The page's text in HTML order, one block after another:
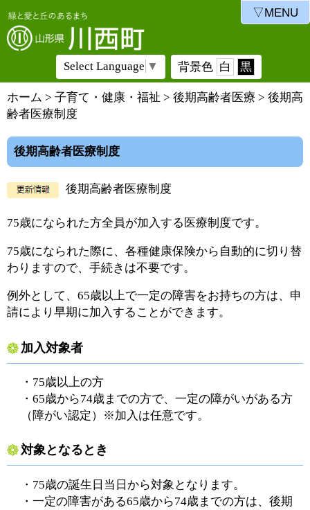
Select Language ▼ 背景色 白 黒
ホーム > 子育て・健康・福祉 > 後期高齢者医療 > 後期高
齢者医療制度
後期高齢者医療制度
後期高齢者医療制度
75歳になられた方全員が加入する医療制度です。
75歳になられた際に、各種健康保険から自動的に切り替
わりますので、手続きは不要です。
例外として、65歳以上で一定の障害をお持ちの方は、申
請により早期に加入することができます。
加入対象者
・75歳以上の方
・65歳から74歳までの方で、一定の障がいがある方
（障がい認定）※加入は任意です。
対象となるとき
・75歳の誕生日当日から対象となります。
・一定の障害がある65歳から74歳までの方は、後期
▽MENU